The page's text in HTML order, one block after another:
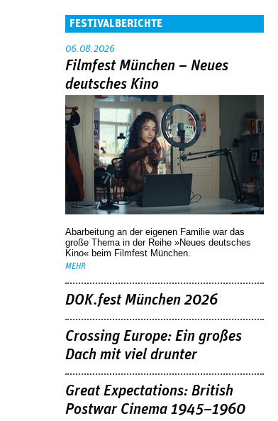
FESTIVALBERICHTE
06.08.2026
Filmfest München – Neues
deutsches Kino
Abarbeitung an der eigenen Familie war das
große Thema in der Reihe »Neues deutsches
Kino« beim Filmfest München.
MEHR
DOK.fest München 2026
Crossing Europe: Ein großes
Dach mit viel drunter
Great Expectations: British
Postwar Cinema 1945–1960